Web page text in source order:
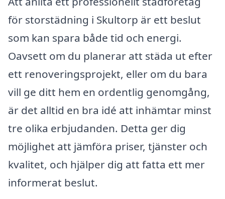
för storstädning i Skultorp är ett beslut
som kan spara både tid och energi.
Oavsett om du planerar att städa ut efter
ett renoveringsprojekt, eller om du bara
vill ge ditt hem en ordentlig genomgång,
är det alltid en bra idé att inhämtar minst
tre olika erbjudanden. Detta ger dig
möjlighet att jämföra priser, tjänster och
kvalitet, och hjälper dig att fatta ett mer
informerat beslut.